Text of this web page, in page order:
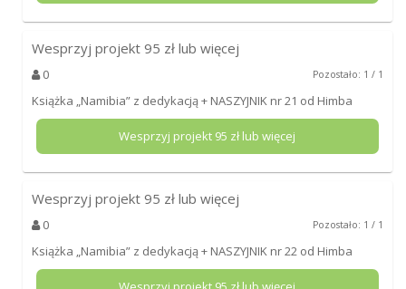
Wesprzyj projekt 95 zł lub więcej
0 Pozostało: 1 / 1
Książka „Namibia” z dedykacją + NASZYJNIK nr 21 od Himba
Wesprzyj projekt 95 zł lub więcej
Wesprzyj projekt 95 zł lub więcej
0 Pozostało: 1 / 1
Książka „Namibia” z dedykacją + NASZYJNIK nr 22 od Himba